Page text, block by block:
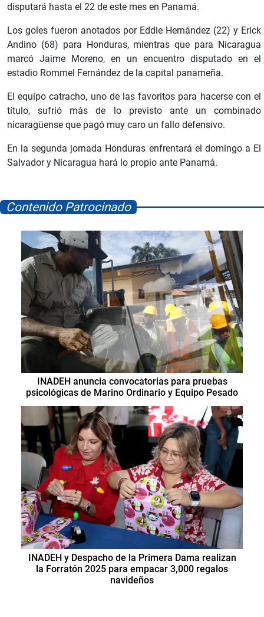
disputará hasta el 22 de este mes en Panamá.
Los goles fueron anotados por Eddie Hernández (22) y Erick
Andino (68) para Honduras, mientras que para Nicaragua
marcó Jaime Moreno, en un encuentro disputado en el
estadio Rommel Fernández de la capital panameña.
El equipo catracho, uno de las favoritos para hacerse con el
título, sufrió más de lo previsto ante un combinado
nicaragüense que pagó muy caro un fallo defensivo.
En la segunda jornada Honduras enfrentará el domingo a El
Salvador y Nicaragua hará lo propio ante Panamá.
Contenido Patrocinado
INADEH anuncia convocatorias para pruebas
psicológicas de Marino Ordinario y Equipo Pesado
INADEH y Despacho de la Primera Dama realizan
la Forratón 2025 para empacar 3,000 regalos
navideños